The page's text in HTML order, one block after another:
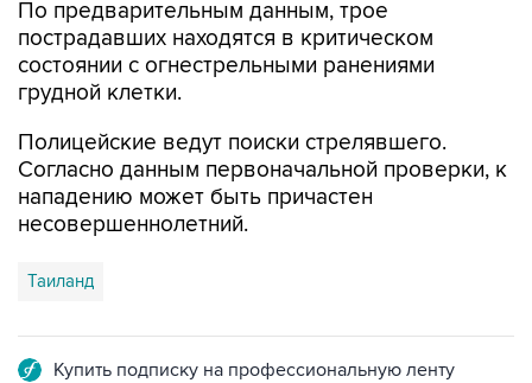
По предварительным данным, трое
пострадавших находятся в критическом
состоянии с огнестрельными ранениями
грудной клетки.
Полицейские ведут поиски стрелявшего.
Согласно данным первоначальной проверки, к
нападению может быть причастен
несовершеннолетний.
Таиланд
Купить подписку на профессиональную ленту